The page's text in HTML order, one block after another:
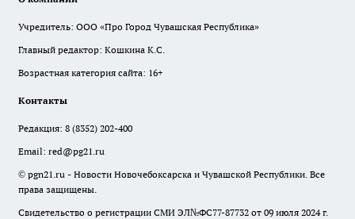
Учредитель: ООО «Про Город Чувашская Республика»
Главный редактор: Кошкина К.С.
Возрастная категория сайта: 16+
Контакты
Редакция: 8 (8352) 202-400
Email: red@pg21.ru
© pgn21.ru - Новости Новочебоксарска и Чувашской Республики. Все
права защищены.
Свидетельство о регистрации СМИ ЭЛ№ФС77-87732 от 09 июля 2024 г.